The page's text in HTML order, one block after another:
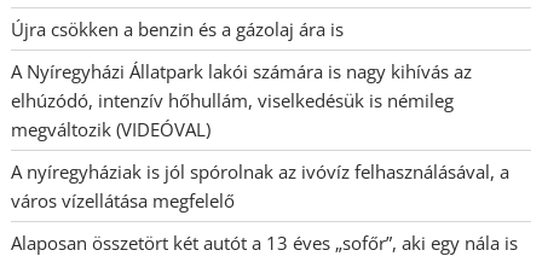
Újra csökken a benzin és a gázolaj ára is
A Nyíregyházi Állatpark lakói számára is nagy kihívás az
elhúzódó, intenzív hőhullám, viselkedésük is némileg
megváltozik (VIDEÓVAL)
A nyíregyháziak is jól spórolnak az ivóvíz felhasználásával, a
város vízellátása megfelelő
Alaposan összetört két autót a 13 éves „sofőr”, aki egy nála is